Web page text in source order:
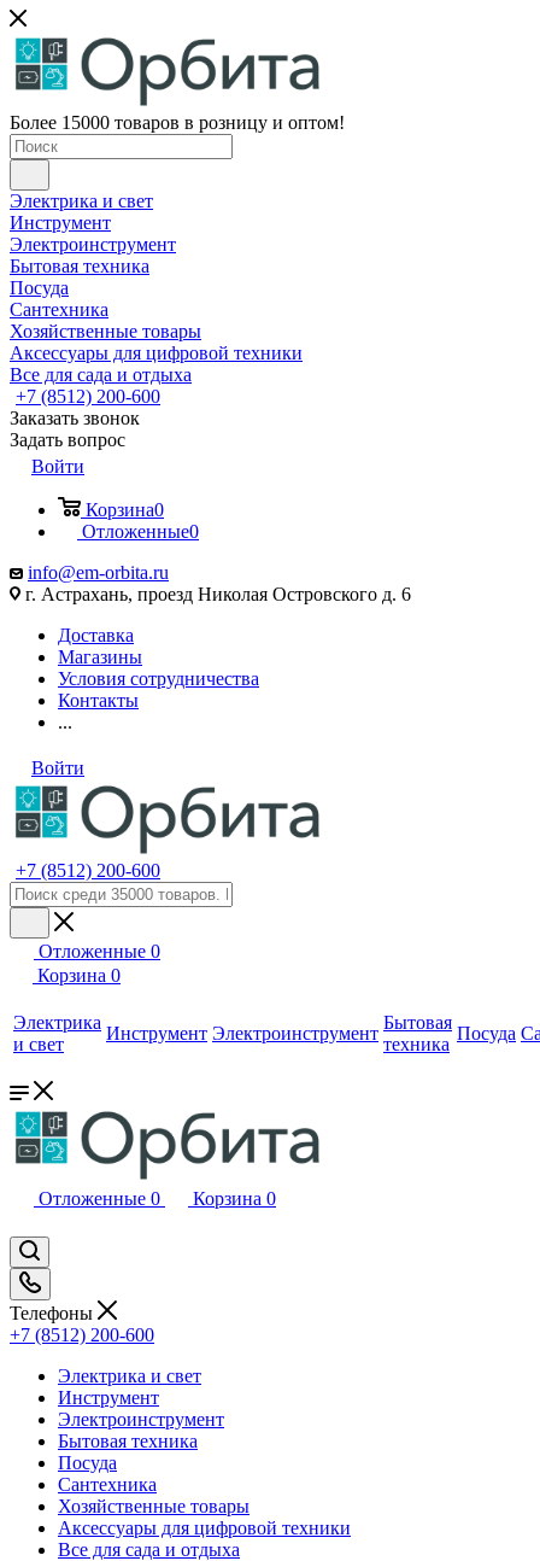
Более 15000 товаров в розницу и оптом!
Электрика и свет
Инструмент
Электроинструмент
Бытовая техника
Посуда
Сантехника
Хозяйственные товары
Аксессуары для цифровой техники
Все для сада и отдыха
+7 (8512) 200-600
Заказать звонок
Задать вопрос
Войти
Корзина0
Отложенные0
info@em-orbita.ru
г. Астрахань, проезд Николая Островского д. 6
Доставка
Магазины
Условия сотрудничества
Контакты
...
Войти
+7 (8512) 200-600
Отложенные 0
Корзина 0
Электрика
и свет
Инструмент Электроинструмент
Бытовая
техника
Посуда
Отложенные 0 Корзина 0
Телефоны
+7 (8512) 200-600
Электрика и свет
Инструмент
Электроинструмент
Бытовая техника
Посуда
Сантехника
Хозяйственные товары
Аксессуары для цифровой техники
Все для сада и отдыха